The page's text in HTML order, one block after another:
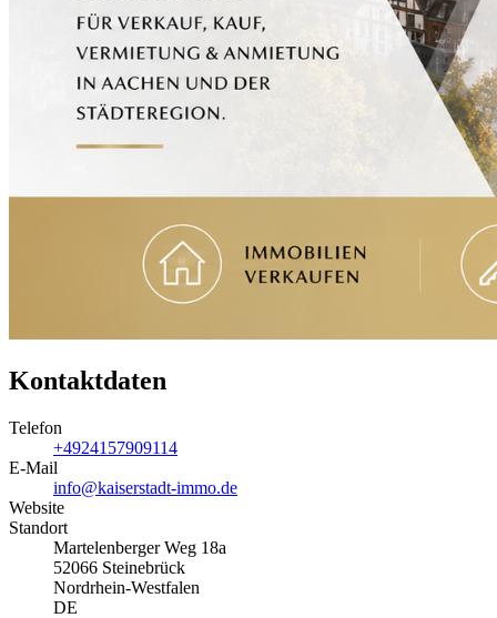
Kontaktdaten
Telefon
+4924157909114
E-Mail
info@kaiserstadt-immo.de
Website
Standort
Martelenberger Weg 18a
52066 Steinebrück
Nordrhein-Westfalen
DE